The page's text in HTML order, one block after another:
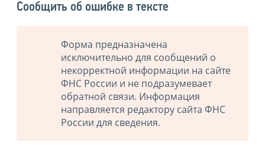
Сообщить об ошибке в тексте
Форма предназначена
исключительно для сообщений о
некорректной информации на сайте
ФНС России и не подразумевает
обратной связи. Информация
направляется редактору сайта ФНС
России для сведения.